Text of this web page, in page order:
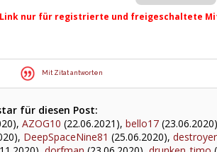
nur für registrierte und freigeschaltete
Mit Zitat antworten
für diesen Post:
AZOG10 (22.06.2021), bello17
DeepSpaceNine81 (25.06.2020),